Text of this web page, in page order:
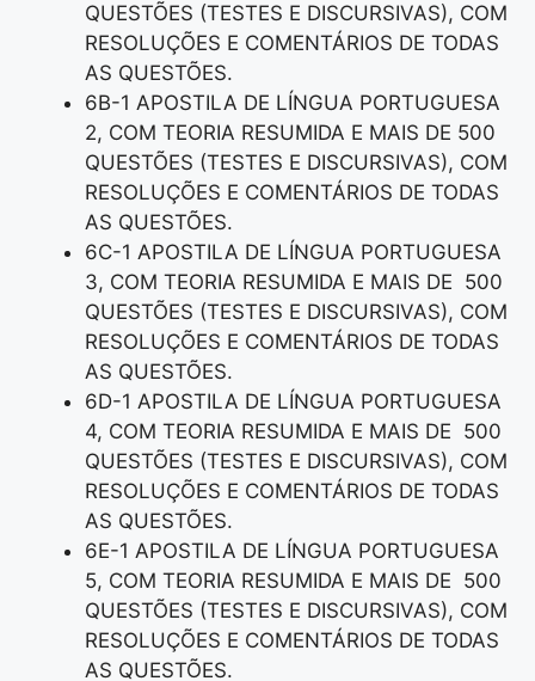
QUESTÕES (TESTES E DISCURSIVAS), COM
RESOLUÇÕES E COMENTÁRIOS DE TODAS
AS QUESTÕES.
6B-1 APOSTILA DE LÍNGUA PORTUGUESA
2, COM TEORIA RESUMIDA E MAIS DE 500
QUESTÕES (TESTES E DISCURSIVAS), COM
RESOLUÇÕES E COMENTÁRIOS DE TODAS
AS QUESTÕES.
6C-1 APOSTILA DE LÍNGUA PORTUGUESA
3, COM TEORIA RESUMIDA E MAIS DE 500
QUESTÕES (TESTES E DISCURSIVAS), COM
RESOLUÇÕES E COMENTÁRIOS DE TODAS
AS QUESTÕES.
6D-1 APOSTILA DE LÍNGUA PORTUGUESA
4, COM TEORIA RESUMIDA E MAIS DE 500
QUESTÕES (TESTES E DISCURSIVAS), COM
RESOLUÇÕES E COMENTÁRIOS DE TODAS
AS QUESTÕES.
6E-1 APOSTILA DE LÍNGUA PORTUGUESA
5, COM TEORIA RESUMIDA E MAIS DE 500
QUESTÕES (TESTES E DISCURSIVAS), COM
RESOLUÇÕES E COMENTÁRIOS DE TODAS
AS QUESTÕES.